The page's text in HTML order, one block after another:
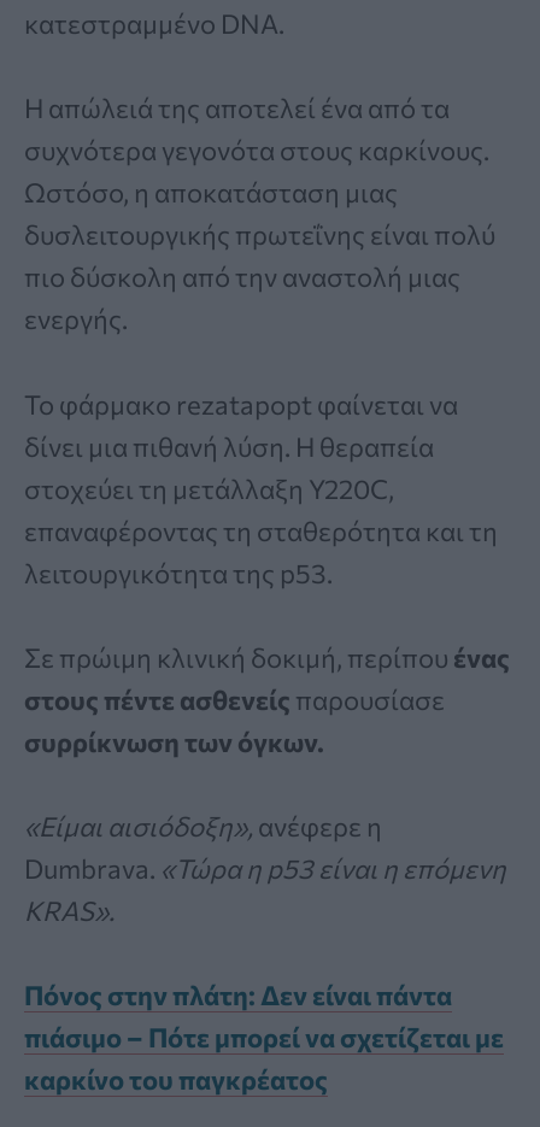
κατεστραμμένο DNA.
Η απώλειά της αποτελεί ένα από τα
συχνότερα γεγονότα στους καρκίνους.
Ωστόσο, η αποκατάσταση μιας
δυσλειτουργικής πρωτεΐνης είναι πολύ
πιο δύσκολη από την αναστολή μιας
ενεργής.
Το φάρμακο rezatapopt φαίνεται να
δίνει μια πιθανή λύση. Η θεραπεία
στοχεύει τη μετάλλαξη Y220C,
επαναφέροντας τη σταθερότητα και τη
λειτουργικότητα της p53.
Σε πρώιμη κλινική δοκιμή, περίπου ένας
στους πέντε ασθενείς παρουσίασε
συρρίκνωση των όγκων.
«Είμαι αισιόδοξη», ανέφερε η
Dumbrava. «Τώρα η p53 είναι η επόμενη
KRAS».
Πόνος στην πλάτη: Δεν είναι πάντα
πιάσιμο – Πότε μπορεί να σχετίζεται με
καρκίνο του παγκρέατος